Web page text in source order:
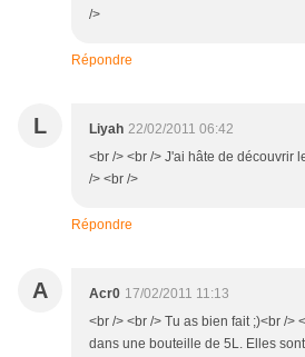
/>
Répondre
L Liyah 22/02/2011 06:42
<br /> <br /> J'ai hâte de découvrir
/> <br />
Répondre
A Acr0 17/02/2011 11:13
<br /> <br /> Tu as bien fait ;)<br />
dans une bouteille de 5L. Elles